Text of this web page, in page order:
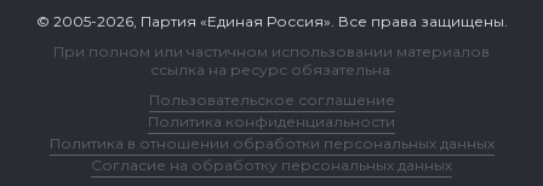
© 2005-2026, Партия «Единая Россия». Все права защищены.
При полном или частичном использовании материалов
ссылка на ресурс обязательна.
Пользовательское соглашение
Политика конфиденциальности
Политика в отношении обработки персональных данных
Согласие на обработку персональных данных